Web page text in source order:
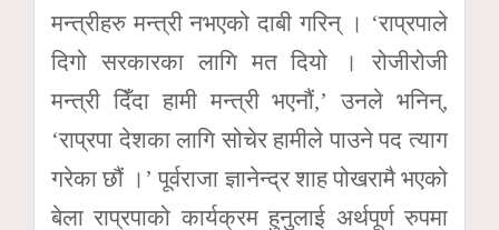
मन्त्रीहरु मन्त्री नभएको दाबी गरिन् । ‘राप्रपाले
दिगो सरकारका लागि मत दियो । रोजीरोजी
मन्त्री दिँदा हामी मन्त्री भएनौं,’ उनले भनिन्,
‘राप्रपा देशका लागि सोचेर हामीले पाउने पद त्याग
गरेका छौं ।’ पूर्वराजा ज्ञानेन्द्र शाह पोखरामै भएको
बेला राप्रपाको कार्यक्रम हुनुलाई अर्थपूर्ण रुपमा